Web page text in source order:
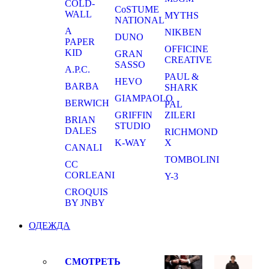
COLD-
WALL
A
PAPER
KID
A.P.C.
BARBA
BERWICH
BRIAN
DALES
CANALI
CC
CORLEANI
CROQUIS
BY JNBY
CoSTUME
NATIONAL
DUNO
GRAN
SASSO
HEVO
GIAMPAOLO
GRIFFIN
STUDIO
K-WAY
MYTHS
NIKBEN
OFFICINE
CREATIVE
PAUL &
SHARK
PAL
ZILERI
RICHMOND
X
TOMBOLINI
Y-3
ОДЕЖДА
СМОТРЕТЬ